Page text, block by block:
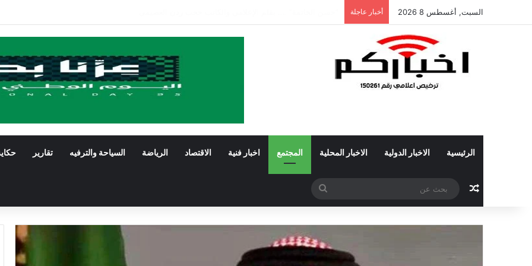
السبت, أغسطس 8 2026 أخبار عاجلة
الرئيسية الاخبار الدولية الاخبار المحلية المجتمع اخبار فنية الاقتصاد الرياضة السياحة والترفيه تقارير
مقال عشوائي
بحث
عن